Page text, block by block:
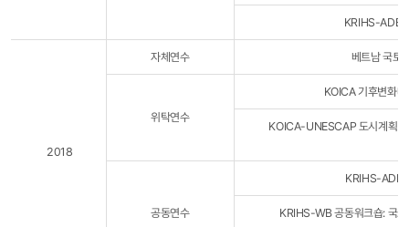
KRIHS-ADB
2018
자체연수 베트남 국토
위탁연수
KOICA 기후변화
KOICA-UNESCAP 도시계획
공동연수
KRIHS-ADB
KRIHS-WB 공동워크숍: 국